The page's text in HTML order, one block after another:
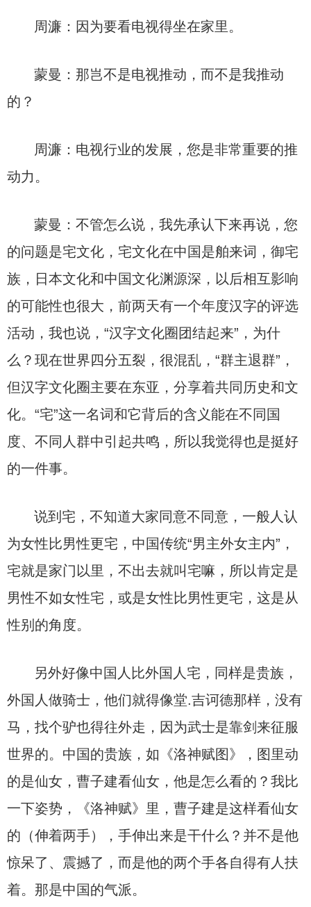
周濂：因为要看电视得坐在家里。
蒙曼：那岂不是电视推动，而不是我推动
的？
周濂：电视行业的发展，您是非常重要的推
动力。
蒙曼：不管怎么说，我先承认下来再说，您
的问题是宅文化，宅文化在中国是舶来词，御宅
族，日本文化和中国文化渊源深，以后相互影响
的可能性也很大，前两天有一个年度汉字的评选
活动，我也说，“汉字文化圈团结起来”，为什
么？现在世界四分五裂，很混乱，“群主退群”，
但汉字文化圈主要在东亚，分享着共同历史和文
化。“宅”这一名词和它背后的含义能在不同国
度、不同人群中引起共鸣，所以我觉得也是挺好
的一件事。
说到宅，不知道大家同意不同意，一般人认
为女性比男性更宅，中国传统“男主外女主内”，
宅就是家门以里，不出去就叫宅嘛，所以肯定是
男性不如女性宅，或是女性比男性更宅，这是从
性别的角度。
另外好像中国人比外国人宅，同样是贵族，
外国人做骑士，他们就得像堂.吉诃德那样，没有
马，找个驴也得往外走，因为武士是靠剑来征服
世界的。中国的贵族，如《洛神赋图》，图里动
的是仙女，曹子建看仙女，他是怎么看的？我比
一下姿势，《洛神赋》里，曹子建是这样看仙女
的（伸着两手），手伸出来是干什么？并不是他
惊呆了、震撼了，而是他的两个手各自得有人扶
着。那是中国的气派。